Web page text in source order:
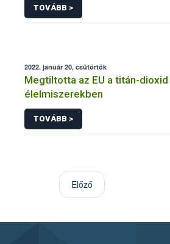
TOVÁBB >
2022. január 20, csütörtök
Megtiltotta az EU a titán-
élelmiszerekben
TOVÁBB >
Előző